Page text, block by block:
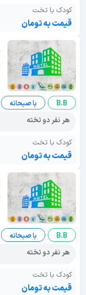
کودک با تخت
قیمت به تومان
B.B
با صبحانه
هر نفر دو تخته
کودک با تخت
قیمت به تومان
B.B
با صبحانه
هر نفر دو تخته
کودک با تخت
قیمت به تومان